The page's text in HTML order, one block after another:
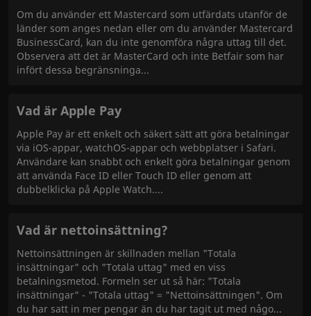
Om du använder ett Mastercard som utfärdats utanför de
länder som anges nedan eller om du använder Mastercard
BusinessCard, kan du inte genomföra några uttag till det.
Observera att det är MasterCard och inte Betfair som har
infört dessa begränsninga
Vad är Apple Pay
Apple Pay är ett enkelt och säkert sätt att göra betalningar
via iOS-appar, watchOS-appar och webbplatser i Safari.
Användare kan snabbt och enkelt göra betalningar genom
att använda Face ID eller Touch ID eller genom att
dubbelklicka på Apple Watch.
Vad är nettoinsättning?
Nettoinsättningen är skillnaden mellan "Totala
insättningar" och "Totala uttag" med en viss
betalningsmetod. Formeln ser ut så här: "Totala
insättningar" - "Totala uttag" = "Nettoinsättningen". Om
du har satt in mer pengar än du har tagit ut med någo